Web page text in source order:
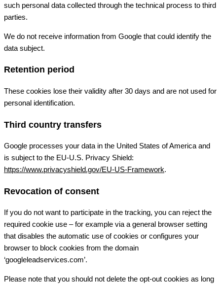
such personal data collected through the technical process to third
parties.
We do not receive information from Google that could identify the
data subject.
Retention period
These cookies lose their validity after 30 days and are not used for
personal identification.
Third country transfers
Google processes your data in the United States of America and
is subject to the EU-U.S. Privacy Shield:
https://www.privacyshield.gov/EU-US-Framework.
Revocation of consent
If you do not want to participate in the tracking, you can reject the
required cookie use – for example via a general browser setting
that disables the automatic use of cookies or configures your
browser to block cookies from the domain
‘googleleadservices.com’.
Please note that you should not delete the opt-out cookies as long